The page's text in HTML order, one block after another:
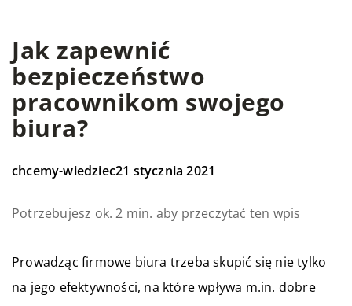
Jak zapewnić
bezpieczeństwo
pracownikom swojego
biura?
chcemy-wiedziec21 stycznia 2021
Potrzebujesz ok. 2 min. aby przeczytać ten wpis
Prowadząc firmowe biura trzeba skupić się nie tylko
na jego efektywności, na które wpływa m.in. dobre